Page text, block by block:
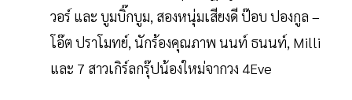
วอร์ และ บูมบิ๊กบูม, สองหนุ่มเสียงดี ป๊อบ ปองกูล –
โอ๊ต ปราโมทย์, นักร้องคุณภาพ นนท์ ธนนท์, Milli
และ 7 สาวเกิร์ลกรุ๊ปน้องใหม่จากวง 4Eve